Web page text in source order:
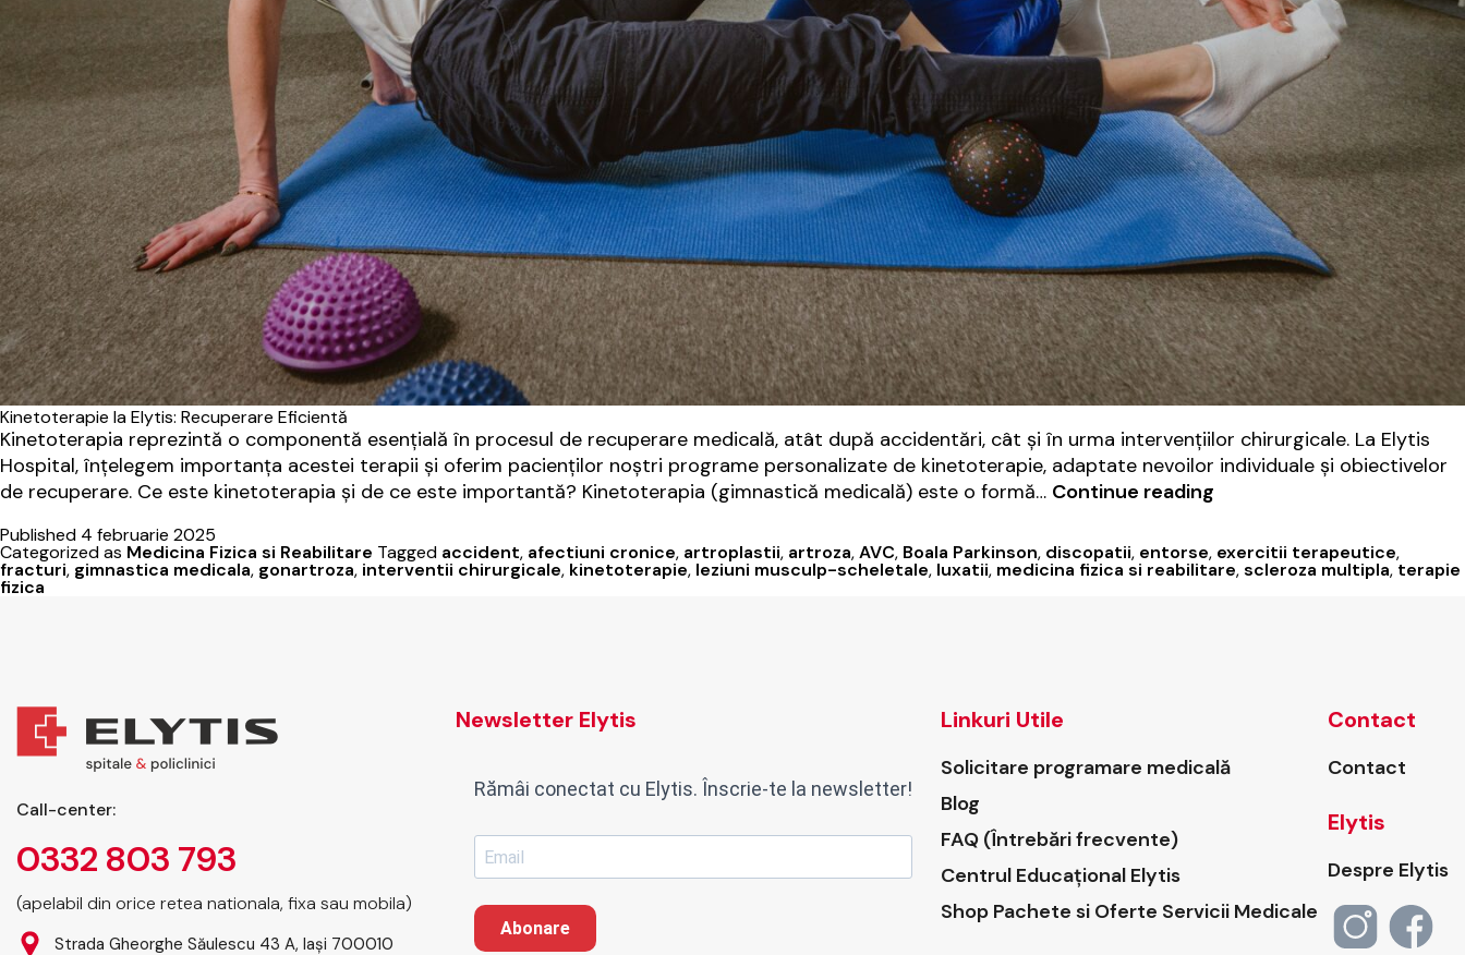
Kinetoterapie la Elytis: Recuperare Eficientă
Kinetoterapia reprezintă o componentă esențială în procesul de recuperare medicală, atât după accidentări, cât și în urma intervențiilor chirurgicale. La Elytis
Hospital, înțelegem importanța acestei terapii și oferim pacienților noștri programe personalizate de kinetoterapie, adaptate nevoilor individuale și obiectivelor
de recuperare. Ce este kinetoterapia și de ce este importantă? Kinetoterapia (gimnastică medicală) este o formă… Continue reading
Elytis:
recuperare
Published 4 februarie 2025
Categorized as Medicina Fizica si Reabilitare Tagged accident, afectiuni cronice, artroplastii, artroza,AVC, Boala Parkinson, discopatii, entorse, exercitii terapeutice,
fracturi, gimnastica medicala, gonartroza, interventii chirurgicale, kinetoterapie, leziuni musculp-scheletale, luxatii, medicina fizica si reabilitare,scleroza multipla, terapie
fizica
Call-center:
0332 803 793
(apelabil din orice retea nationala, fixa sau mobila)
Strada Gheorghe Săulescu 43 A, Iași 700010
Newsletter Elytis
Rămâi conectat cu Elytis. Înscrie-te la newsletter!
Abonare
Linkuri Utile
Solicitare programare medicală
Blog
FAQ (Întrebări frecvente)
Centrul Educațional Elytis
Shop Pachete si Oferte Servicii Medicale
Contact
Contact
Elytis
Despre Elytis